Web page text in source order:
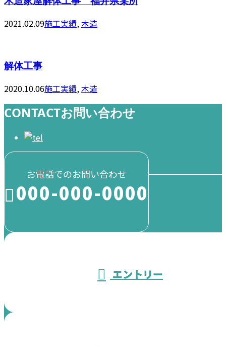
2021.02.09施工実績,木造
解体工事
2020.10.06施工実績, 木造
CONTACTお問い合わせ
お電話でのお問い合わせ
000-000-0000
エントリー